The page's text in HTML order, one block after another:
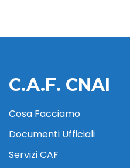
C.A.F. CNAI
Cosa Facciamo
Documenti Ufficiali
Servizi CAF